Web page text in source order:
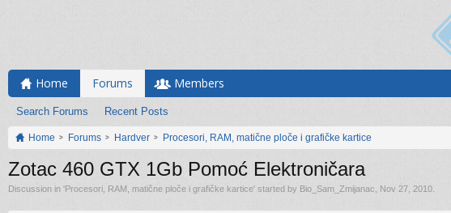
Home Forums
Search Forums Recent Posts
Members
Home Forums Hardver Procesori, RAM, matične ploče i grafičke kartice
Zotac 460 GTX 1Gb Pomoć Elektroničara
Discussion in 'Procesori, RAM, matične ploče i grafičke kartice' started by Bio_Sam_Zmijanac Nov 27, 2010